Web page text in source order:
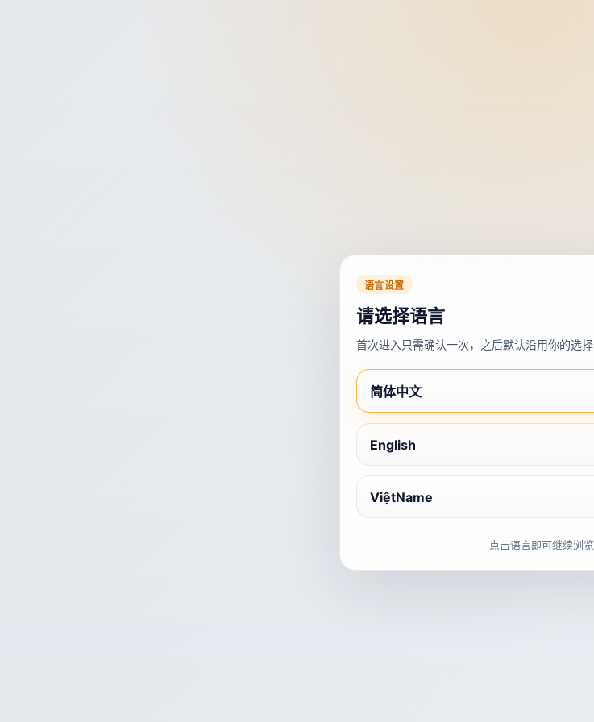
语言设置
请选择语言
首次进入只需确认一次，之后默认沿用你的选择
简体中文
English
ViệtName
点击语言即可继续浏览